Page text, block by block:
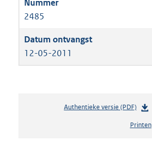
2485
12-05-2011
Authentieke versie (PDF)b
s
Printen